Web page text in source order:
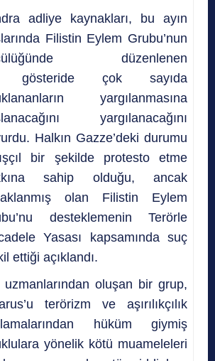
adliye kaynakları, bu ayın
Filistin Eylem Grubu’nun
düzenlenen
gösteride çok sayıda
yargılanmasına
yargılanacağını
Halkın Gazze’deki durumu
bir şekilde protesto etme
sahip olduğu, ancak
olan Filistin Eylem
desteklemenin Terörle
Yasası kapsamında suç
ettiği açıklandı.
uzmanlarından oluşan bir grup,
terörizm ve aşırılıkçılık
hüküm giymiş
yönelik kötü muameleleri